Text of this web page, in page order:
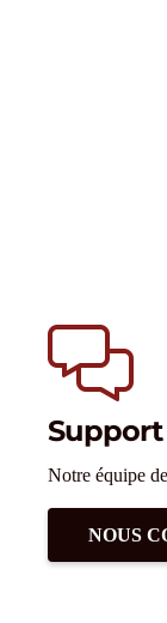
Support
Notre équipe
NOUS